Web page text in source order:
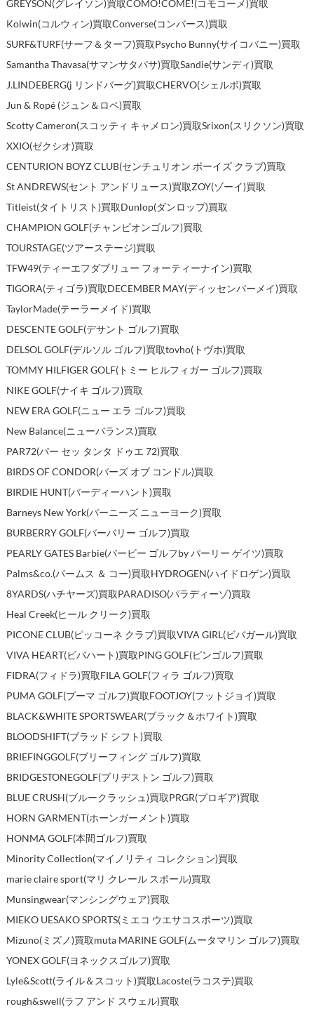
GREYSON(グレイソン)買取COMO!COME!(コモコーメ)買取
Kolwin(コルウィン)買取Converse(コンバース)買取
SURF&TURF(サーフ＆ターフ)買取Psycho Bunny(サイコバニー)買取
Samantha Thavasa(サマンサタバサ)買取Sandie(サンディ)買取
J.LINDEBERG(j リンドバーグ)買取CHERVO(シェルボ)買取
Jun & Ropé (ジュン＆ロペ)買取
Scotty Cameron(スコッティ キャメロン)買取Srixon(スリクソン)買取
XXIO(ゼクシオ)買取
CENTURION BOYZ CLUB(センチュリオン ボーイズ クラブ)買取
St ANDREWS(セント アンドリュース)買取ZOY(ゾーイ)買取
Titleist(タイトリスト)買取Dunlop(ダンロップ)買取
CHAMPION GOLF(チャンピオンゴルフ)買取
TOURSTAGE(ツアーステージ)買取
TFW49(ティーエフダブリュー フォーティーナイン)買取
TIGORA(ティゴラ)買取DECEMBER MAY(ディッセンバーメイ)買取
TaylorMade(テーラーメイド)買取
DESCENTE GOLF(デサント ゴルフ)買取
DELSOL GOLF(デルソル ゴルフ)買取tovho(トヴホ)買取
TOMMY HILFIGER GOLF(トミー ヒルフィガー ゴルフ)買取
NIKE GOLF(ナイキ ゴルフ)買取
NEW ERA GOLF(ニュー エラ ゴルフ)買取
New Balance(ニューバランス)買取
PAR72(パー セッ タンタ ドゥエ 72)買取
BIRDS OF CONDOR(バーズ オブ コンドル)買取
BIRDIE HUNT(バーディーハント)買取
Barneys New York(バーニーズ ニューヨーク)買取
BURBERRY GOLF(バーバリー ゴルフ)買取
PEARLY GATES Barbie(バービー ゴルフby パーリー ゲイツ)買取
Palms&co.(パームス ＆ コー)買取HYDROGEN(ハイドロゲン)買取
8YARDS(ハチヤーズ)買取PARADISO(パラディーゾ)買取
Heal Creek(ヒール クリーク)買取
PICONE CLUB(ピッコーネ クラブ)買取VIVA GIRL(ビバガール)買取
VIVA HEART(ビバハート)買取PING GOLF(ピンゴルフ)買取
FIDRA(フィドラ)買取FILA GOLF(フィラ ゴルフ)買取
PUMA GOLF(プーマ ゴルフ)買取FOOTJOY(フットジョイ)買取
BLACK&WHITE SPORTSWEAR(ブラック＆ホワイト)買取
BLOODSHIFT(ブラッド シフト)買取
BRIEFINGGOLF(ブリーフィング ゴルフ)買取
BRIDGESTONEGOLF(ブリヂストン ゴルフ)買取
BLUE CRUSH(ブルークラッシュ)買取PRGR(プロギア)買取
HORN GARMENT(ホーンガーメント)買取
HONMA GOLF(本間ゴルフ)買取
Minority Collection(マイノリティ コレクション)買取
marie claire sport(マリ クレール スポール)買取
Munsingwear(マンシングウェア)買取
MIEKO UESAKO SPORTS(ミエコ ウエサコスポーツ)買取
Mizuno(ミズノ)買取muta MARINE GOLF(ムータマリン ゴルフ)買取
YONEX GOLF(ヨネックスゴルフ)買取
Lyle&Scott(ライル＆スコット)買取Lacoste(ラコステ)買取
rough&swell(ラフ アンド スウェル)買取